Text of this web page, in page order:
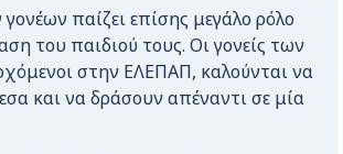
παίζει επίσης μεγάλο ρόλο
του παιδιού τους. Οι γονείς των
στην ΕΛΕΠΑΠ, καλούνται να
και να δράσουν απέναντι σε μία